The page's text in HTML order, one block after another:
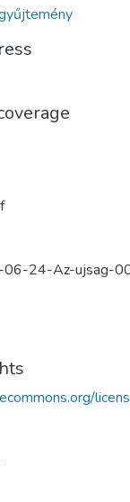
24-Az-ujsag-